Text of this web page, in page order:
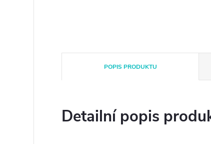
POPIS PRODUKTU
Detailní popis